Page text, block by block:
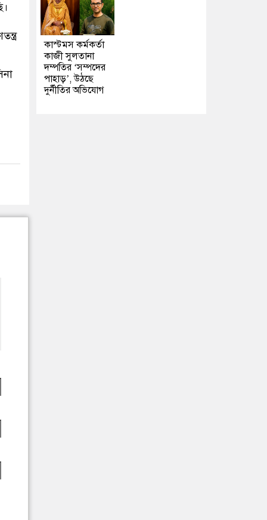
কাস্টমস কর্মকর্তা
কাজী সুলতানা
দম্পতির ‘সম্পদের
পাহাড়’, উঠছে
দুর্নীতির অভিযোগ